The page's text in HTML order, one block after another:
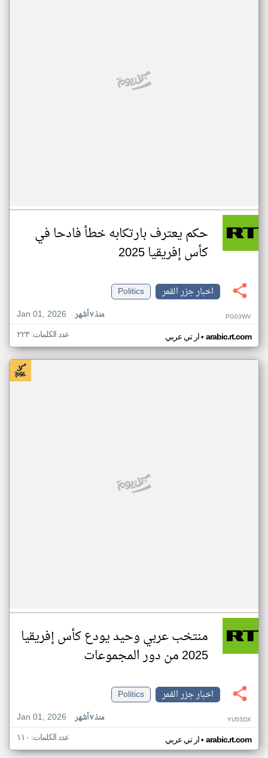
حكم يعترف بارتكابه خطأ فادحا في
كأس إفريقيا 2025
اخبار جزر القمر
Politics
Jan 01, 2026
منذ ٧ أشهر PG03WV
ار تي عربي• arabic.rt.com عدد الكلمات: ٢٢٣
منتخب عربي وحيد يودع كأس إفريقيا
2025 من دور المجموعات
اخبار جزر القمر
Politics
Jan 01, 2026
منذ ٧ أشهر YU55DX
ار تي عربي• arabic.rt.com عدد الكلمات: ١١٠